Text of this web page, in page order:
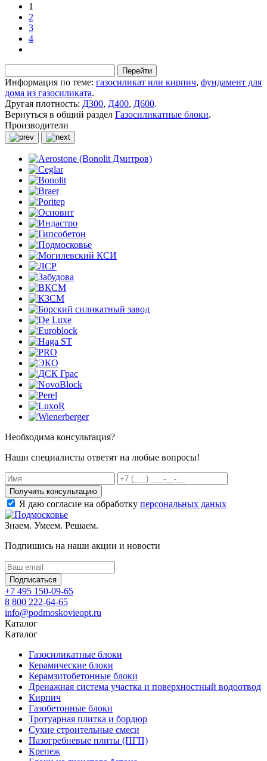
1
2
3
4
Перейти
Информация по теме: газосиликат или кирпич, фундамент для
дома из газосиликата.
Другая плотность: Д300, Д400, Д600.
Вернуться в общий раздел Газосиликатные блоки.
Производители
Необходима консультация?
Наши специалисты ответят на любые вопросы!
Получить консультацию
Я даю согласие на обработку персональных даных
Знаем. Умеем. Решаем.
Подпишись на наши акции и новости
Подписаться
+7 495 150-09-65
8 800 222-64-65
info@podmoskovieopt.ru
Каталог
Каталог
Газосиликатные блоки
Керамические блоки
Керамзитобетонные блоки
Дренажная система участка и поверхностный водоотвод
Кирпич
Газобетонные блоки
Тротуарная плитка и бордюр
Сухие строительные смеси
Пазогребневые плиты (ПГП)
Крепеж